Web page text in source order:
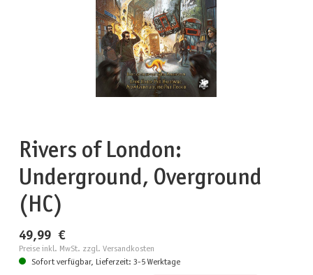
Rivers of London:
Underground, Overground
(HC)
49,99 €
Preise inkl. MwSt. zzgl. Versandkosten
Sofort verfügbar, Lieferzeit: 3-5 Werktage